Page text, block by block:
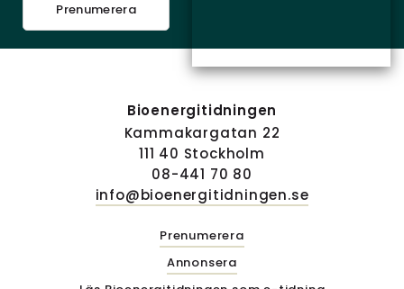
Prenumerera
Bioenergitidningen
Kammakargatan 22
111 40 Stockholm
08-441 70 80
info@bioenergitidningen.se
Prenumerera
Annonsera